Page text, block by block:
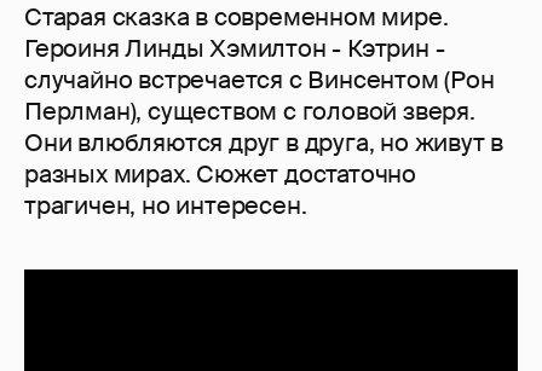
Старая сказка в современном мире.
Героиня Линды Хэмилтон - Кэтрин -
случайно встречается с Винсентом (Рон
Перлман), существом с головой зверя.
Они влюбляются друг в друга, но живут в
разных мирах. Сюжет достаточно
трагичен, но интересен.